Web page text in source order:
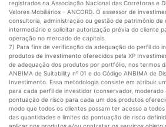
registrados na Associação Nacional das Corretoras e
Valores Mobiliários – ANCORD. O assessor de
consultoria, administração ou gestão de patrimônio
intermediário e solicitar autorização prévia do cliente
operação no mercado de capitais.
7) Para fins de verificação da adequação do perfil do
produtos de investimento oferecidos pela XP
de adequação dos produtos por portfólio, nos termos
ANBIMA de Suitability nº 01 e do Código ANBIMA de
Investimento. Essa metodologia consiste em atribuir
para cada perfil de investidor (conservador, moderado
pontuação de risco para cada um dos produtos
modo que todos os clientes possam ter acesso a
das quantidades e limites da pontuação de risco